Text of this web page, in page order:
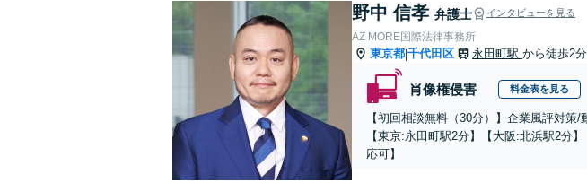
野中 信孝 弁護士 インタビューを見る
AZ MORE国際法律事務所
東京都|千代田区 永田町駅 から徒歩2分
肖像権侵害 料金表を見る
【初回相談無料（30分）】企業風評対策
【東京:永田町駅2分】【大阪:北浜駅2分
応可】